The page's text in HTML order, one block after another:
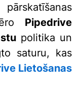
Pipedrive
politika un
saturu, kas
Lietošanas